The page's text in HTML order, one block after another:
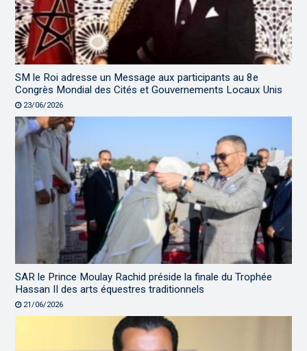
SM le Roi adresse un Message aux participants au 8e
Congrès Mondial des Cités et Gouvernements Locaux Unis
23/06/2026
SAR le Prince Moulay Rachid préside la finale du Trophée
Hassan II des arts équestres traditionnels
21/06/2026